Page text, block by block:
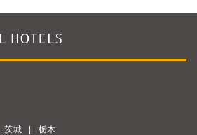
茨城 栃木